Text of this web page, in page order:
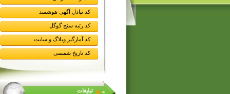
کد تبادل آگهی هوشمند
کد رتبه سنج گوگل
کد آمارگیر وبلاگ و سایت
کد تاریخ شمسی
تبلیغات